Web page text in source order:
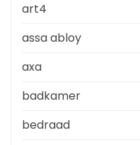
art4
assa abloy
axa
badkamer
bedraad